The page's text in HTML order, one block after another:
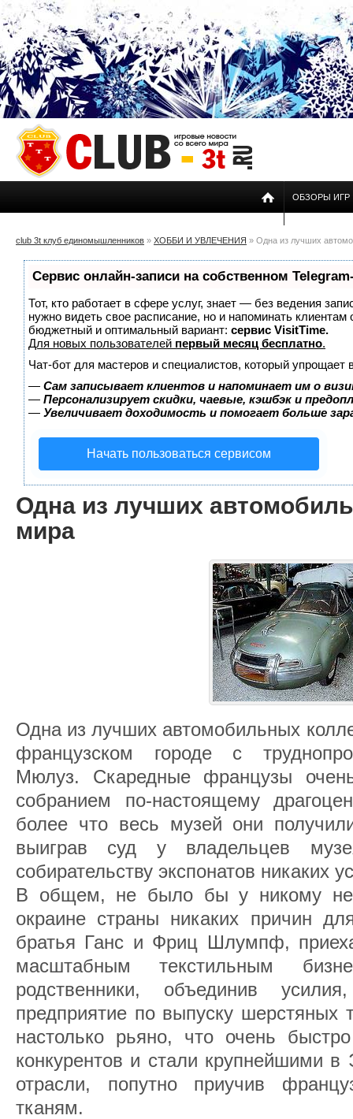
ОБЗОРЫ ИГР
club 3t клуб единомышленников » ХОББИ И УВЛЕЧЕНИЯ » Одна из лучших
Сервис онлайн-записи на собственном
Тот, кто работает в сфере услуг, знает — без ведения
нужно видеть свое расписание, но и напоминать
бюджетный и оптимальный вариант: сервис VisitTime.
Для новых пользователей первый месяц бесплатно.
Чат-бот для мастеров и специалистов, который упрощает
— Сам записывает клиентов и напоминает им о
— Персонализирует скидки, чаевые, кэшбэк и
— Увеличивает доходимость и помогает больше
Начать пользоваться сервисом
Одна из лучших
мира
Одна из лучших автомобильных
французском городе с
Мюлуз. Скаредные французы
собранием по-настоящему
более что весь музей они
выиграв суд у владельцев
собирательству экспонатов никаких
В общем, не было бы у никому не
окраине страны никаких причин
братья Ганс и Фриц Шлумпф,
масштабным текстильным
родственники, объединив
предприятие по выпуску шерстяных
настолько рьяно, что очень
конкурентов и стали крупнейшими
отрасли, попутно приучив
тканям.